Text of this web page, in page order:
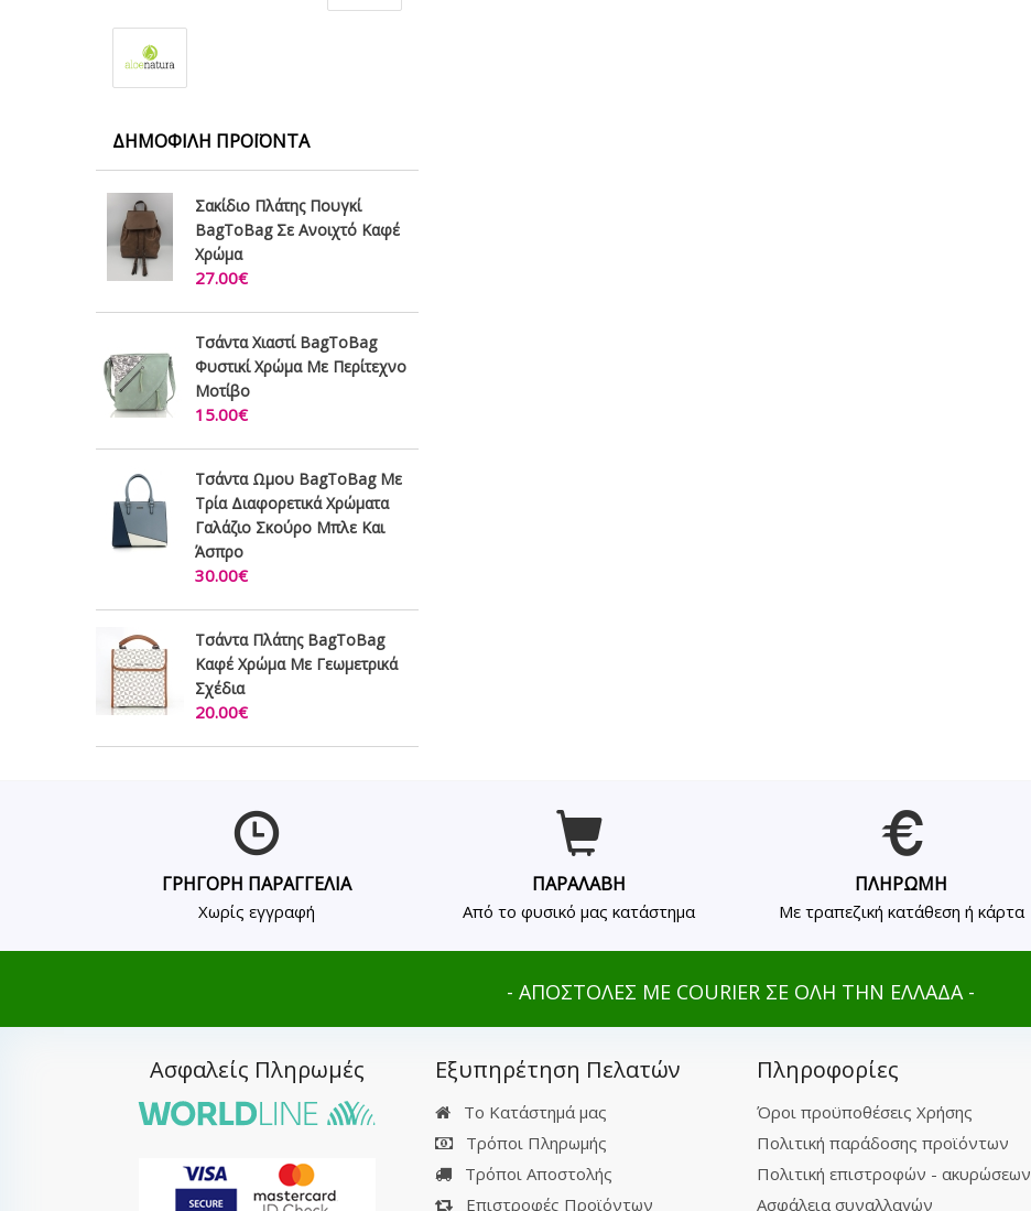
ΔΗΜΟΦΙΛΉ ΠΡΟΪΌΝΤΑ
Σακίδιο Πλάτης Πουγκί
BagToBag Σε Ανοιχτό Καφέ
Χρώμα
27.00€
Τσάντα Χιαστί BagToBag
Φυστικί Χρώμα Με Περίτεχνο
Μοτίβο
15.00€
Τσάντα Ωμου BagToBag Με
Τρία Διαφορετικά Χρώματα
Γαλάζιο Σκούρο Μπλε Και
Άσπρο
30.00€
Τσάντα Πλάτης BagToBag
Καφέ Χρώμα Με Γεωμετρικά
Σχέδια
20.00€
ΓΡΗΓΟΡΗ ΠΑΡΑΓΓΕΛΙΑ
Χωρίς εγγραφή
ΠΑΡΑΛΑΒΗ
Από το φυσικό μας κατάστημα
ΠΛΗΡΩΜΗ
Με τραπεζική κατάθεση ή κάρτα
- ΑΠΟΣΤΟΛΕΣ ΜΕ COURIER ΣΕ ΟΛΗ ΤΗΝ ΕΛΛΑΔΑ -
Ασφαλείς Πληρωμές Εξυπηρέτηση Πελατών
Το Κατάστημά μας
Τρόποι Πληρωμής
Τρόποι Αποστολής
Επιστροφές Προϊόντων
Πληροφορίες
Όροι προϋποθέσεις Χρήσης
Πολιτική παράδοσης προϊόντων
Πολιτική επιστροφών - ακυρώσεων
Ασφάλεια συναλλαγών